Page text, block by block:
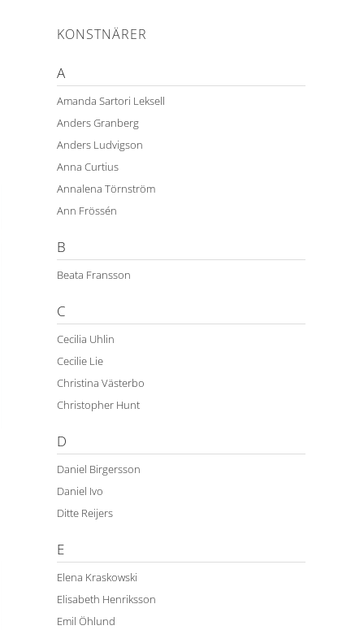
KONSTNÄRER
A
Amanda Sartori Leksell
Anders Granberg
Anders Ludvigson
Anna Curtius
Annalena Törnström
Ann Frössén
B
Beata Fransson
C
Cecilia Uhlin
Cecilie Lie
Christina Västerbo
Christopher Hunt
D
Daniel Birgersson
Daniel Ivo
Ditte Reijers
E
Elena Kraskowski
Elisabeth Henriksson
Emil Öhlund